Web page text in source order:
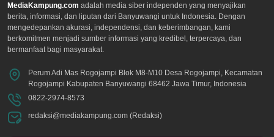
MediaKampung.com adalah media siber independen yang menyajikan
berita, informasi, dan liputan dari Banyuwangi untuk Indonesia. Dengan
mengedepankan akurasi, independensi, dan keberimbangan, kami
berkomitmen menjadi sumber informasi yang kredibel, terpercaya, dan
bermanfaat bagi masyarakat.
Perum Adi Mas Rogojampi Blok M8-M10 Desa Rogojampi, Kecamatan
Rogojampi Kabupaten Banyuwangi 68462 Jawa Timur, Indonesia
0822-2974-8573
redaksi@mediakampung.com (Redaksi)